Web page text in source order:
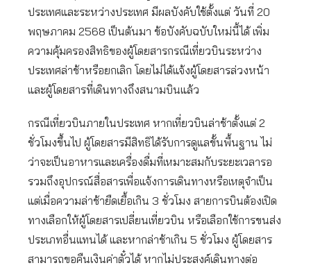
ประเทศและระหว่างประเทศ มีผลบังคับใช้ตั้งแต่ วันที่ 20
พฤษภาคม 2568 เป็นต้นมา ข้อบังคับฉบับใหม่นี้ได้ เพิ่ม
ความคุ้มครองสิทธิของผู้โดยสารกรณีเที่ยวบินระหว่าง
ประเทศล่าช้าหรือยกเลิก โดยไม่ได้แจ้งผู้โดยสารล่วงหน้า
และผู้โดยสารที่เดินทางถึงสนามบินแล้ว
กรณีเที่ยวบินภายในประเทศ หากเที่ยวบินล่าช้าตั้งแต่ 2
ชั่วโมงขึ้นไป ผู้โดยสารมีสิทธิได้รับการดูแลขั้นพื้นฐาน ไม่
ว่าจะเป็นอาหารและเครื่องดื่มที่เหมาะสมกับระยะเวลารอ
รวมถึงอุปกรณ์สื่อสารเพื่อแจ้งการเดินทางหรือเหตุจำเป็น
แต่เมื่อความล่าช้ายืดเยื้อเกิน 3 ชั่วโมง สายการบินต้องเปิด
ทางเลือกให้ผู้โดยสารเปลี่ยนเที่ยวบิน หรือเลือกใช้การขนส่ง
ประเภทอื่นแทนได้ และหากล่าช้าเกิน 5 ชั่วโมง ผู้โดยสาร
สามารถขอคืนเงินค่าตั๋วได้ หากไม่ประสงค์เดินทางต่อ